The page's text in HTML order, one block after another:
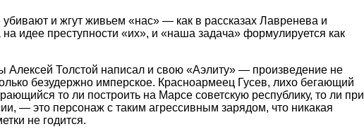
и жгут живьем «нас» — как в рассказах Лавренева и
идее преступности «их», и «наша задача» формулируется как
Алексей Толстой написал и свою «Аэлиту» — произведение не
безудержно имперское. Красноармеец Гусев, лихо бегающий
то ли построить на Марсе советскую республику, то ли при
— это персонаж с таким агрессивным зарядом, что никакая
не годится.